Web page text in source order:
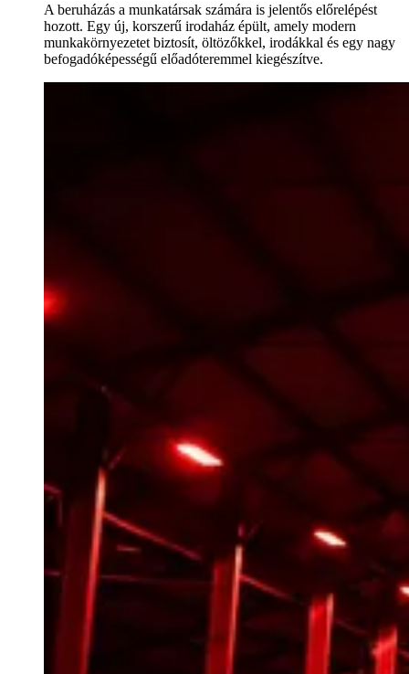
A beruházás a munkatársak számára is jelentős előrelépést
hozott. Egy új, korszerű irodaház épült, amely modern
munkakörnyezetet biztosít, öltözőkkel, irodákkal és egy nagy
befogadóképességű előadóteremmel kiegészítve.